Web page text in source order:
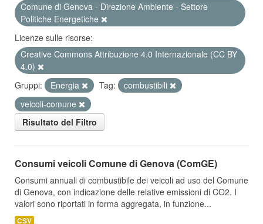
Comune di Genova - Direzione Ambiente - Settore
Politiche Energetiche
Licenze sulle risorse:
Creative Commons Attribuzione 4.0 Internazionale (CC BY
4.0)
Gruppi:
Energia Tag:
combustibili
veicoli-comune
Risultato del Filtro
Consumi veicoli Comune di Genova (ComGE)
Consumi annuali di combustibile dei veicoli ad uso del Comune
di Genova, con indicazione delle relative emissioni di CO2. I
valori sono riportati in forma aggregata, in funzione...
CSV